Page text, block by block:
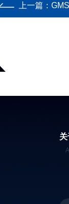
上一篇：